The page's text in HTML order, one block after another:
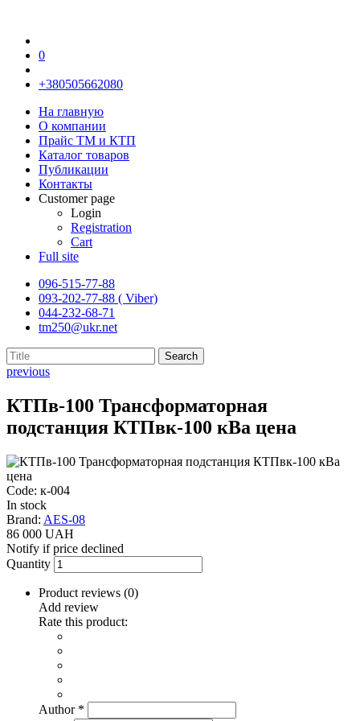
0
+380505662080
На главную
О компании
Прайс TM и КТП
Каталог товаров
Публикации
Контакты
Customer page
Login
Registration
Cart
Full site
096-515-77-88
093-202-77-88 ( Viber)
044-232-68-71
tm250@ukr.net
previous
КТПв-100 Трансформаторная
подстанция КТПвк-100 кВа цена
Code: к-004
In stock
Brand: AES-08
86 000 UAH
Notify if price declined
Quantity
Product reviews (0)
Add review
Rate this product:
Author *